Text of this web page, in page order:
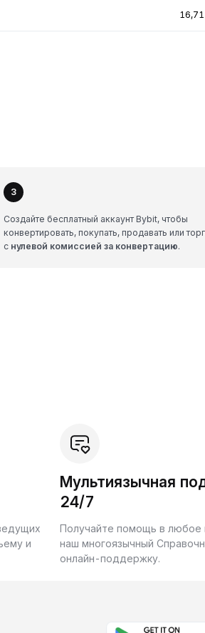
3
Создайте бесплатный аккаунт Bybit, чтобы
конвертировать, покупать, продавать или
с нулевой комиссией за конвертацию.
и
Мультиязычная
24/7
Получайте помощь в любое
наш многоязычный
онлайн-поддержку.